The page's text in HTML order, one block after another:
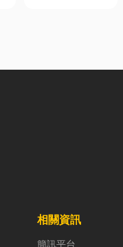
同步規劃空氣
藏最怕潮濕，
相關資訊
簡訊平台